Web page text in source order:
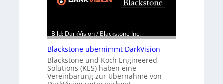
Bild: DarkVision / Blackstone Inc.
Blackstone übernimmt DarkVision
Blackstone und Koch Engineered
Solutions (KES) haben eine
Vereinbarung zur Übernahme von